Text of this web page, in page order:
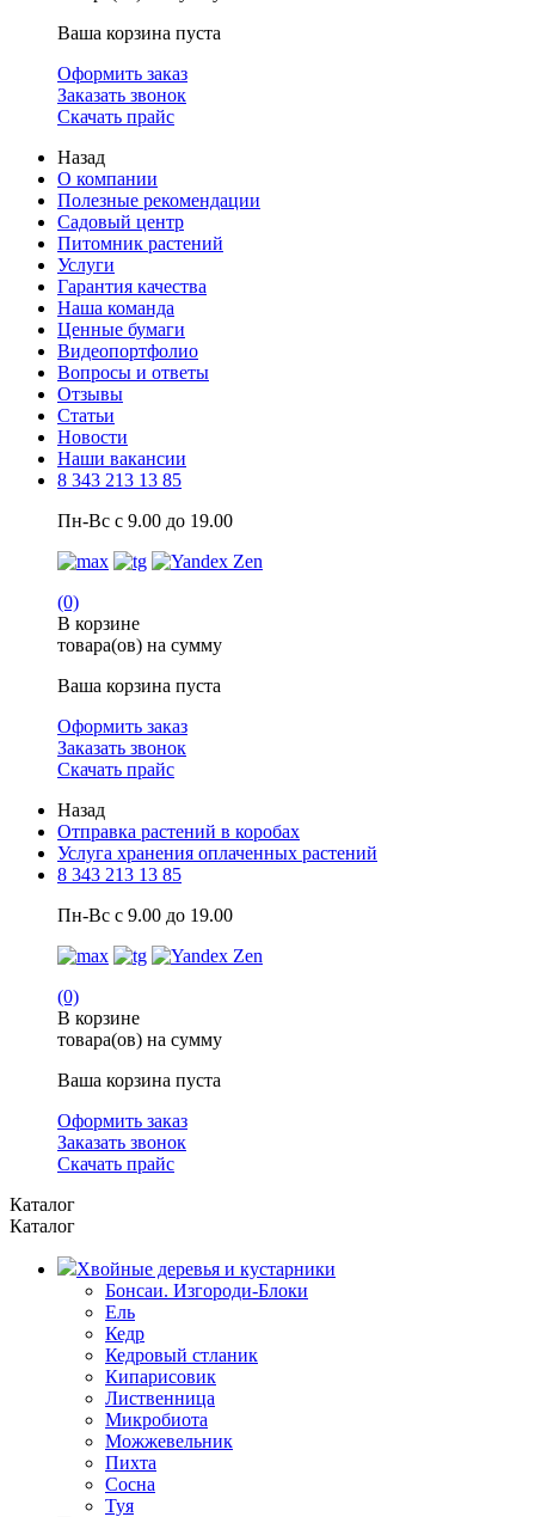
Ваша корзина пуста
Оформить заказ
Заказать звонок
Скачать прайс
Назад
О компании
Полезные рекомендации
Садовый центр
Питомник растений
Услуги
Гарантия качества
Наша команда
Ценные бумаги
Видеопортфолио
Вопросы и ответы
Отзывы
Статьи
Новости
Наши вакансии
8 343 213 13 85
Пн-Вс с 9.00 до 19.00
(0)
В корзине
товара(ов) на сумму
Ваша корзина пуста
Оформить заказ
Заказать звонок
Скачать прайс
Назад
Отправка растений в коробах
Услуга хранения оплаченных растений
8 343 213 13 85
Пн-Вс с 9.00 до 19.00
(0)
В корзине
товара(ов) на сумму
Ваша корзина пуста
Оформить заказ
Заказать звонок
Скачать прайс
Каталог
Каталог
Хвойные деревья и кустарники
Бонсаи. Изгороди-Блоки
Ель
Кедр
Кедровый стланик
Кипарисовик
Лиственница
Микробиота
Можжевельник
Пихта
Сосна
Туя